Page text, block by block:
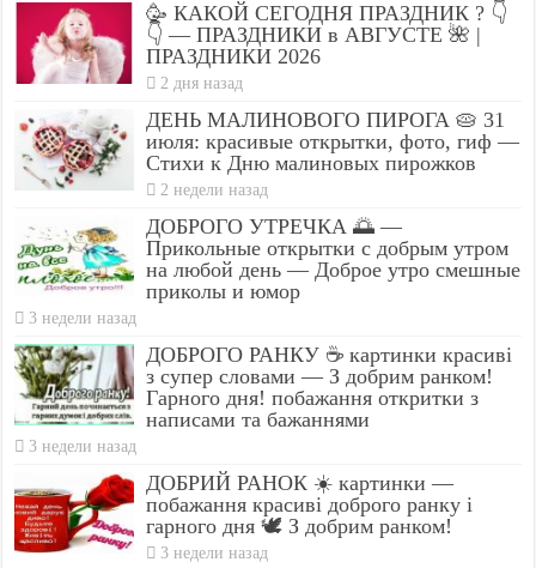
🥳 КАКОЙ СЕГОДНЯ ПРАЗДНИК ? 👇
👇 — ПРАЗДНИКИ в АВГУСТЕ 🌺 |
ПРАЗДНИКИ 2026
2 дня назад
ДЕНЬ МАЛИНОВОГО ПИРОГА 🥧 31
июля: красивые открытки, фото, гиф —
Стихи к Дню малиновых пирожков
2 недели назад
ДОБРОГО УТРЕЧКА 🌅 —
Прикольные открытки с добрым утром
на любой день — Доброе утро смешные
приколы и юмор
3 недели назад
ДОБРОГО РАНКУ ☕ картинки красиві
з супер словами — З добрим ранком!
Гарного дня! побажання откритки з
написами та бажаннями
3 недели назад
ДОБРИЙ РАНОК ☀️ картинки —
побажання красиві доброго ранку і
гарного дня 🕊️ З добрим ранком!
3 недели назад